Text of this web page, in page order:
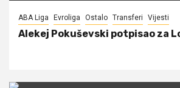
ABA Liga Evroliga Ostalo Transferi Vijesti
Alekej Pokuševski potpisao za